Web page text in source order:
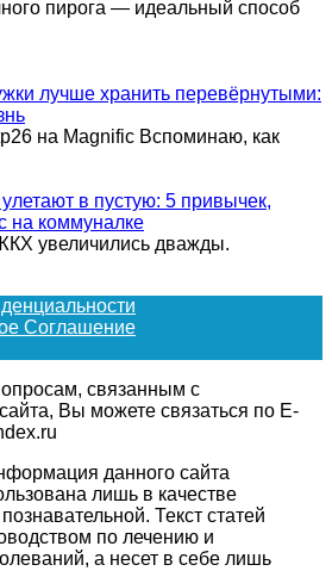
пирога — идеальный способ
лучше хранить перевёрнутыми:
на Magnific Вспоминаю, как
в пустую: 5 привычек,
на коммуналке
увеличились дважды.
Соглашение
связанным с
Вы можете связаться по E-
данного сайта
лишь в качестве
Текст статей
по лечению и
а несет в себе лишь